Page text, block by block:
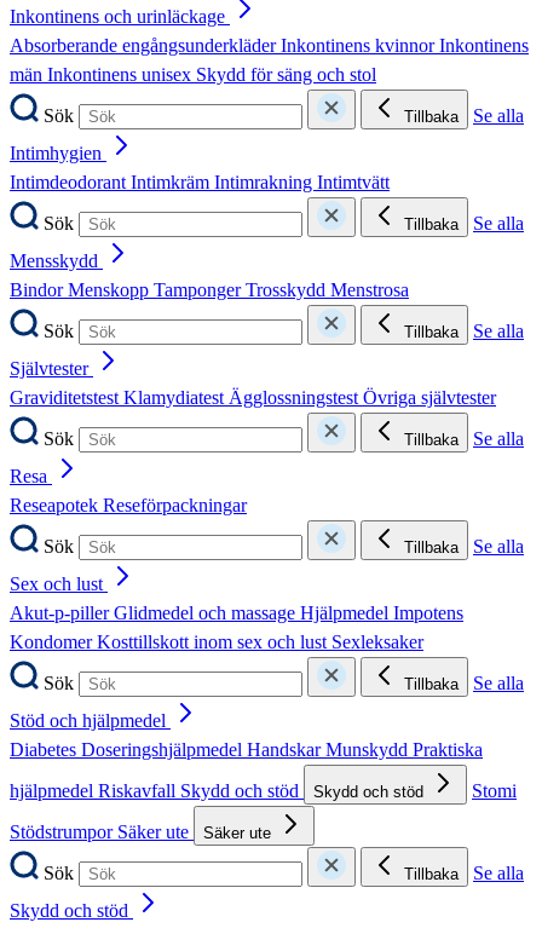
Inkontinens och urinläckage
Absorberande engångsunderkläderInkontinens kvinnorInkontinens
män Inkontinens unisex Skydd för säng och stol
Sök
Tillbaka
Se alla
Intimhygien
IntimdeodorantIntimkräm Intimrakning Intimtvätt
Sök
Tillbaka
Se alla
Mensskydd
BindorMenskopp TampongerTrosskydd Menstrosa
Sök
Tillbaka
Se alla
Självtester
GraviditetstestKlamydiatestÄgglossningstestÖvriga självtester
Sök
Tillbaka
Se alla
Resa
Reseapotek Reseförpackningar
Sök
Tillbaka
Se alla
Sex och lust
Akut-p-pillerGlidmedel och massage Hjälpmedel Impotens
KondomerKosttillskott inom sex och lust Sexleksaker
Sök
Tillbaka
Se alla
Stöd och hjälpmedel
Diabetes Doseringshjälpmedel HandskarMunskydd Praktiska
hjälpmedel Riskavfall Skydd och stöd Skydd och stöd
Stomi
Stödstrumpor Säker ute Säker ute
Sök Tillbaka
Se alla
Skydd och stöd